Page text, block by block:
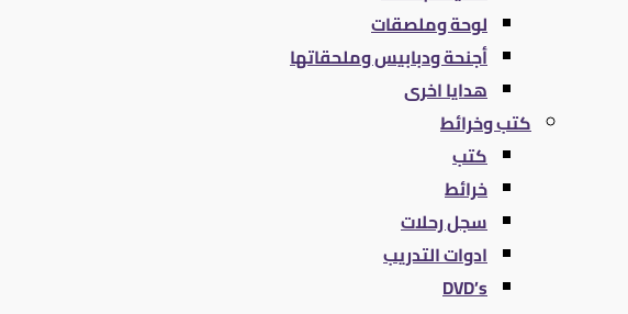
لوحة وملصقات
أجنحة ودبابيس وملحقاتها
هدايا اخرى
كتب وخرائط
كتب
خرائط
سجل رحلات
ادوات التدريب
DVD’s